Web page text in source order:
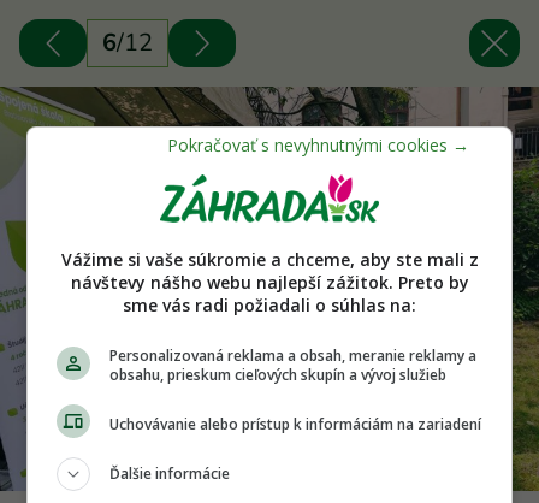
6/12
Vážime si vaše súkromie a chceme, aby ste mali z
návštevy nášho webu najlepší zážitok. Preto by
sme vás radi požiadali o súhlas na:
Personalizovaná reklama a obsah, meranie reklamy a
obsahu, prieskum cieľových skupín a vývoj služieb
Uchovávanie alebo prístup k informáciám na zariadení
Ďalšie informácie